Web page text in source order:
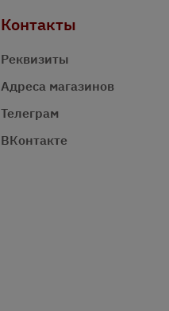
Контакты
Реквизиты
Адреса магазинов
Телеграм
ВКонтакте